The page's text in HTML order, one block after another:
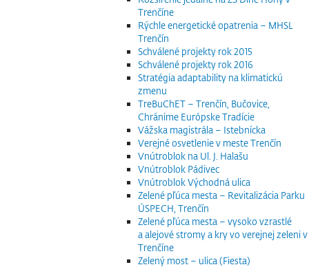
Trenčíne
Rýchle energetické opatrenia – MHSL
Trenčín
Schválené projekty rok 2015
Schválené projekty rok 2016
Stratégia adaptability na klimatickú
zmenu
TreBuChET – Trenčín, Bučovice,
Chránime Európske Tradície
Vážska magistrála – Istebnícka
Verejné osvetlenie v meste Trenčín
Vnútroblok na Ul. J. Halašu
Vnútroblok Pádivec
Vnútroblok Východná ulica
Zelené pľúca mesta – Revitalizácia Parku
ÚSPECH, Trenčín
Zelené pľúca mesta – vysoko vzrastlé
a alejové stromy a kry vo verejnej zeleni v
Trenčíne
Zelený most – ulica (Fiesta)